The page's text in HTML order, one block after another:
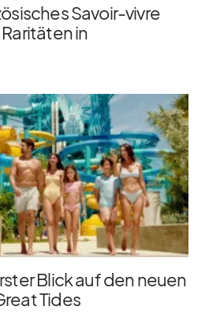
Savoir-vivre
in
Blick auf den neuen
Tides